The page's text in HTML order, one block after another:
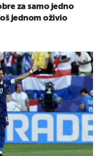
za samo jedno
jednom oživio